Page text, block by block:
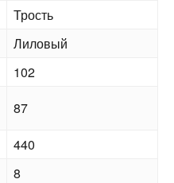
Трость
Лиловый
102
87
440
8